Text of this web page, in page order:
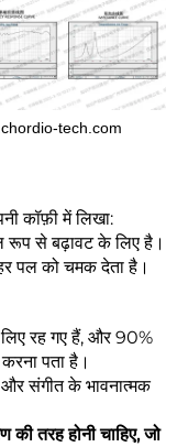
tech.com
कॉफ़ी में लिखा:
रूप से बढ़ावट के लिए है।
पल को चमक देता है।
रह गए हैं, और 90%
पता है।
संगीत के भावनात्मक
तरह होनी चाहिए, जो